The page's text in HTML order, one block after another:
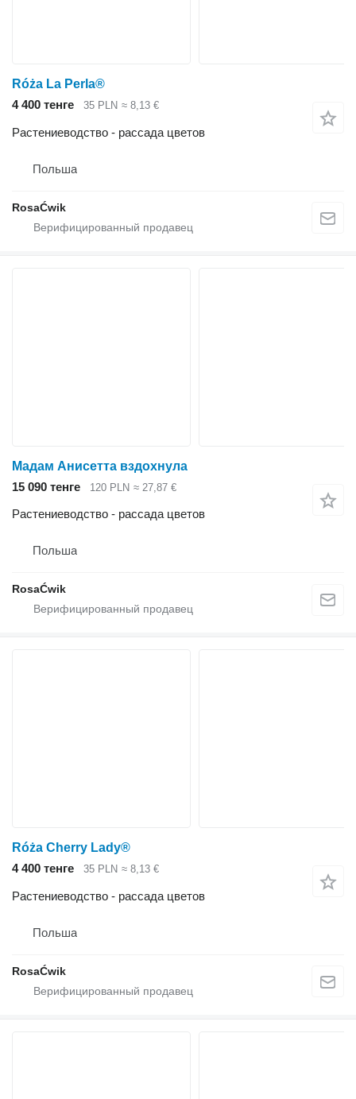
Róża La Perla®
4 400 тенге
35 PLN ≈ 8,13 €
Растениеводство - рассада цветов
Польша
RosaĆwik
Мадам Анисетта вздохнула
15 090 тенге
120 PLN ≈ 27,87 €
Растениеводство - рассада цветов
Польша
RosaĆwik
Róża Cherry Lady®
4 400 тенге
35 PLN ≈ 8,13 €
Растениеводство - рассада цветов
Польша
RosaĆwik